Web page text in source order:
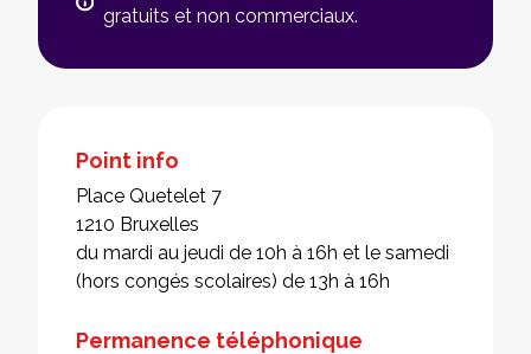
gratuits et non commerciaux.
Point info
Place Quetelet 7
1210 Bruxelles
du mardi au jeudi de 10h à 16h et le samedi
(hors congés scolaires) de 13h à 16h
Permanence téléphonique